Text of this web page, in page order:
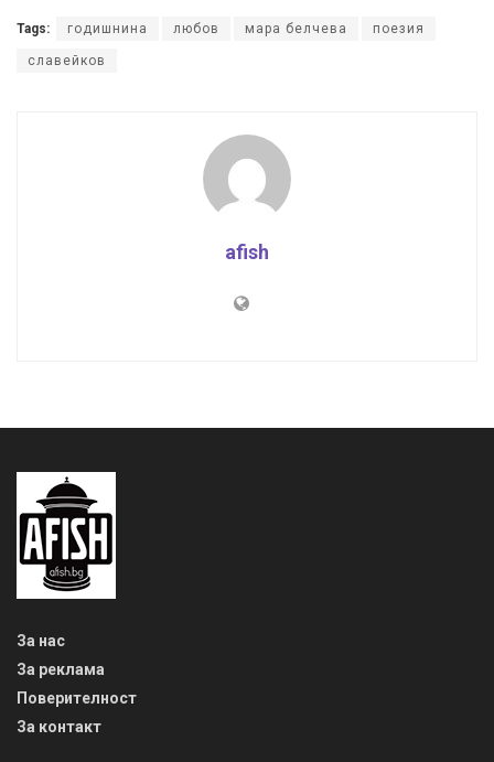
Tags: годишнина любов мара белчева поезия
славейков
afish
За нас
За реклама
Поверителност
За контакт